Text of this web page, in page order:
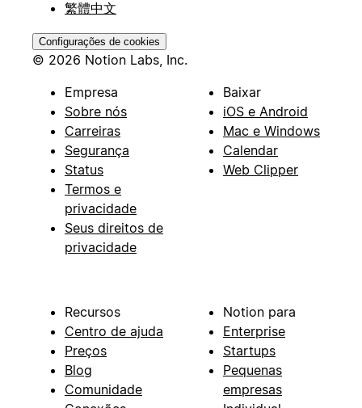
繁體中文
Configurações de cookies
© 2026 Notion Labs, Inc.
Empresa
Sobre nós
Carreiras
Segurança
Status
Termos e
privacidade
Seus direitos de
privacidade
Baixar
iOS e Android
Mac e Windows
Calendar
Web Clipper
Recursos
Centro de ajuda
Preços
Blog
Comunidade
Notion para
Enterprise
Startups
Pequenas
empresas